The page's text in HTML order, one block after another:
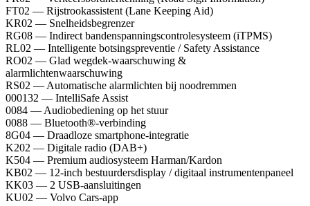
FT02 — Rijstrookassistent (Lane Keeping Aid)
KR02 — Snelheidsbegrenzer
RG08 — Indirect bandenspanningscontrolesysteem (iTPMS)
RL02 — Intelligente botsingspreventie / Safety Assistance
RO02 — Glad wegdek-waarschuwing &
alarmlichtenwaarschuwing
RS02 — Automatische alarmlichten bij noodremmen
000132 — IntelliSafe Assist
0084 — Audiobediening op het stuur
0088 — Bluetooth®-verbinding
8G04 — Draadloze smartphone-integratie
K202 — Digitale radio (DAB+)
K504 — Premium audiosysteem Harman/Kardon
KB02 — 12-inch bestuurdersdisplay / digitaal instrumentenpaneel
KK03 — 2 USB-aansluitingen
KU02 — Volvo Cars-app